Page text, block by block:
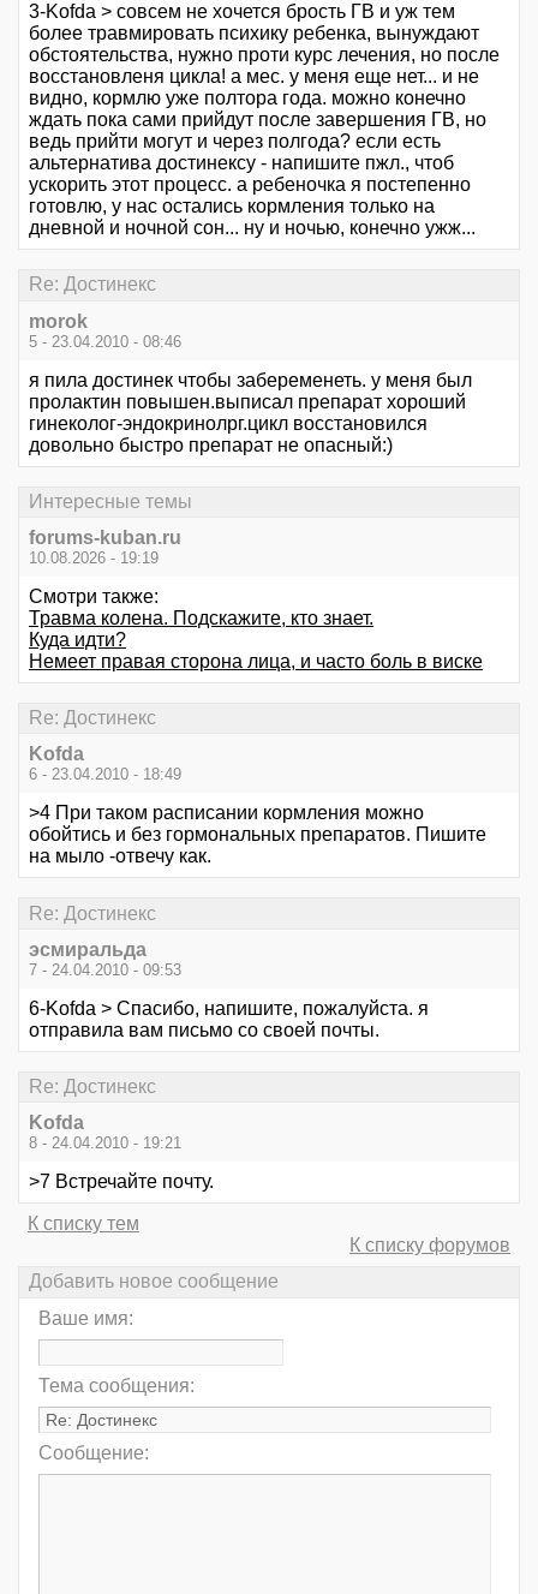
3-Kofda > совсем не хочется брость ГВ и уж тем
более травмировать психику ребенка, вынуждают
обстоятельства, нужно проти курс лечения, но после
восстановленя цикла! а мес. у меня еще нет... и не
видно, кормлю уже полтора года. можно конечно
ждать пока сами прийдут после завершения ГВ, но
ведь прийти могут и через полгода? если есть
альтернатива достинексу - напишите пжл., чтоб
ускорить этот процесс. а ребеночка я постепенно
готовлю, у нас остались кормления только на
дневной и ночной сон... ну и ночью, конечно ужж...
Re: Достинекс
morok
5 - 23.04.2010 - 08:46
я пила достинек чтобы забеременеть. у меня был
пролактин повышен.выписал препарат хороший
гинеколог-эндокринолрг.цикл восстановился
довольно быстро препарат не опасный:)
Интересные темы
forums-kuban.ru
10.08.2026 - 19:19
Смотри также:
Травма колена. Подскажите, кто знает.
Куда идти?
Немеет правая сторона лица, и часто боль в виске
Re: Достинекс
Kofda
6 - 23.04.2010 - 18:49
>4 При таком расписании кормления можно
обойтись и без гормональных препаратов. Пишите
на мыло -отвечу как.
Re: Достинекс
эсмиральда
7 - 24.04.2010 - 09:53
6-Kofda > Спасибо, напишите, пожалуйста. я
отправила вам письмо со своей почты.
Re: Достинекс
Kofda
8 - 24.04.2010 - 19:21
>7 Встречайте почту.
К списку тем
К списку форумов
Добавить новое сообщение
Ваше имя:
Тема сообщения:
Сообщение: